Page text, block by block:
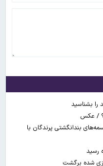
را بشناسید
بندانگشتی‌ پرندگان با